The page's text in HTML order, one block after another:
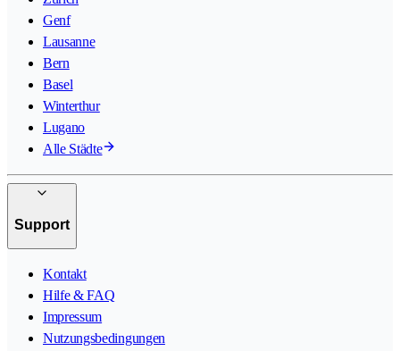
Genf
Lausanne
Bern
Basel
Winterthur
Lugano
Alle Städte
Support
Kontakt
Hilfe & FAQ
Impressum
Nutzungsbedingungen